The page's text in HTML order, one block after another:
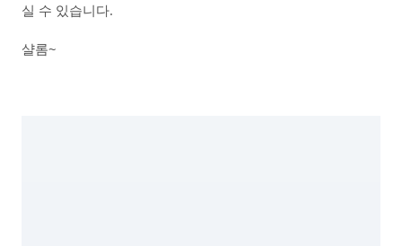
실 수 있습니다.
샬롬~